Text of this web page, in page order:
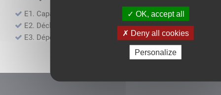
OK, accept all
Deny all cookies
Personalize
E1. Capacité financière
E2. Déclaration de sous-traitance
E3. Dépôt des comptes annuels